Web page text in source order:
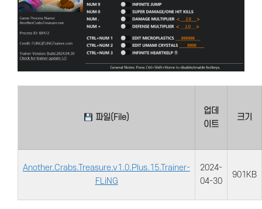
파일(File)
업데
이트
크기
Another.Crabs.Treasure.v1.0.Plus.15.Trainer-
FLiNG
2024-
04-30
901KB